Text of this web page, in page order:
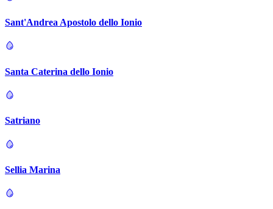
Sant'Andrea Apostolo dello Ionio
Santa Caterina dello Ionio
Satriano
Sellia Marina